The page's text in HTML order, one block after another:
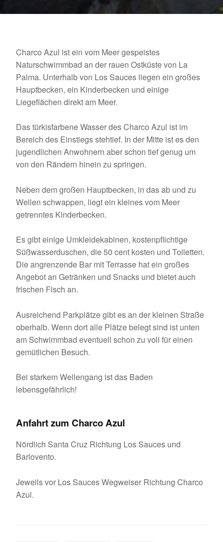
Charco Azul ist ein vom Meer gespeistes
Naturschwimmbad an der rauen Ostküste von La
Palma. Unterhalb von Los Sauces liegen ein großes
Hauptbecken, ein Kinderbecken und einige
Liegeflächen direkt am Meer.
Das türkisfarbene Wasser des Charco Azul ist im
Bereich des Einstiegs stehtief. In der Mitte ist es den
jugendlichen Anwohnern aber schon tief genug um
von den Rändern hinein zu springen.
Neben dem großen Hauptbecken, in das ab und zu
Wellen schwappen, liegt ein kleines vom Meer
getrenntes Kinderbecken.
Es gibt einige Umkleidekabinen, kostenpflichtige
Süßwasserduschen, die 50 cent kosten und Toiletten.
Die angrenzende Bar mit Terrasse hat ein großes
Angebot an Getränken und Snacks und bietet auch
frischen Fisch an.
Ausreichend Parkplätze gibt es an der kleinen Straße
oberhalb. Wenn dort alle Plätze belegt sind ist unten
am Schwimmbad eventuell schon zu voll für einen
gemütlichen Besuch.
Bei starkem Wellengang ist das Baden
lebensgefährlich!
Anfahrt zum Charco Azul
Nördlich Santa Cruz Richtung Los Sauces und
Barlovento.
Jeweils vor Los Sauces Wegweiser Richtung Charco
Azul.